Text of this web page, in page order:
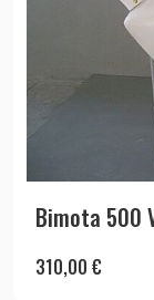
Bimota 500
310,00 €